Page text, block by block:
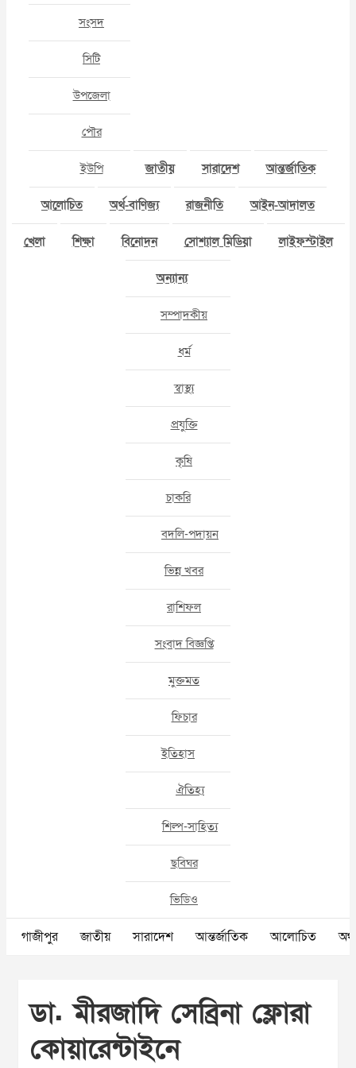
সংসদ
সিটি
উপজেলা
পৌর
ইউপি জাতীয় সারাদেশ আন্তর্জাতিক
আলোচিত অর্থ-বাণিজ্য রাজনীতি আইন-আদালত
খেলা শিক্ষা বিনোদন সোশ্যাল মিডিয়া লাইফস্টাইল
অন্যান্য
সম্পাদকীয়
ধর্ম
স্বাস্থ্য
প্রযুক্তি
কৃষি
চাকরি
বদলি-পদায়ন
ভিন্ন খবর
রাশিফল
সংবাদ বিজ্ঞপ্তি
মুক্তমত
ফিচার
ইতিহাস
ঐতিহ্য
শিল্প-সাহিত্য
ছবিঘর
ভিডিও
গাজীপুর জাতীয় সারাদেশ আন্তর্জাতিক আলোচিত
ডা. মীরজাদি সেব্রিনা ফ্লোরা
কোয়ারেন্টাইনে